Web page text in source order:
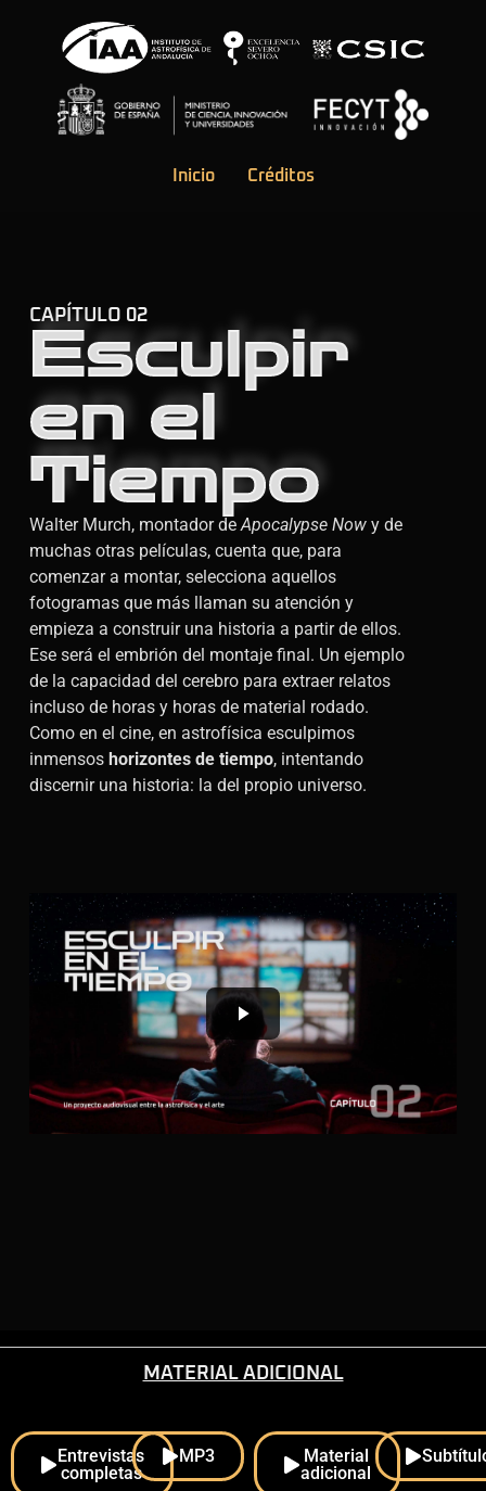
Inicio Créditos
CAPÍTULO 02
Esculpir
en el
Tiempo
Walter Murch, montador deApocalypse Nowy de
muchas otras películas, cuenta que, para
comenzar a montar, selecciona aquellos
fotogramas que más llaman su atención y
empieza a construir una historia a partir de ellos.
Ese será el embrión del montaje final. Un ejemplo
de la capacidad del cerebro para extraer relatos
incluso de horas y horas de material rodado.
Como en el cine, en astrofísica esculpimos
inmensos horizontes de tiempo, intentando
discernir una historia: la del propio universo.
MATERIAL ADICIONAL
Entrevistas
completas
MP3
Material
adicional